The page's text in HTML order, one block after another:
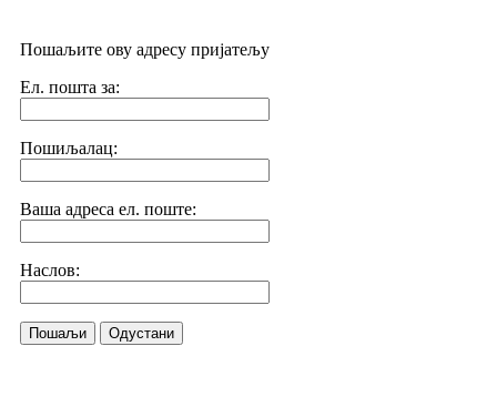
Пошаљите ову адресу пријатељу
Ел. пошта за:
Пошиљалац:
Ваша адреса ел. поште:
Наслов:
Пошаљи Одустани